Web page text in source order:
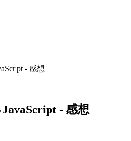
- 感想
- 感想